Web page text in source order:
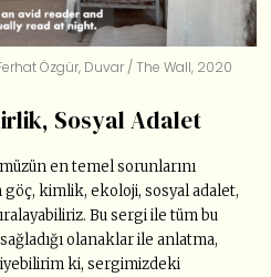
Özgür, Duvar / The Wall, 2020
Sosyal Adalet
en temel sorunlarını
kimlik, ekoloji, sosyal adalet,
Bu sergi ile tüm bu
olanaklar ile anlatma,
ki, sergimizdeki